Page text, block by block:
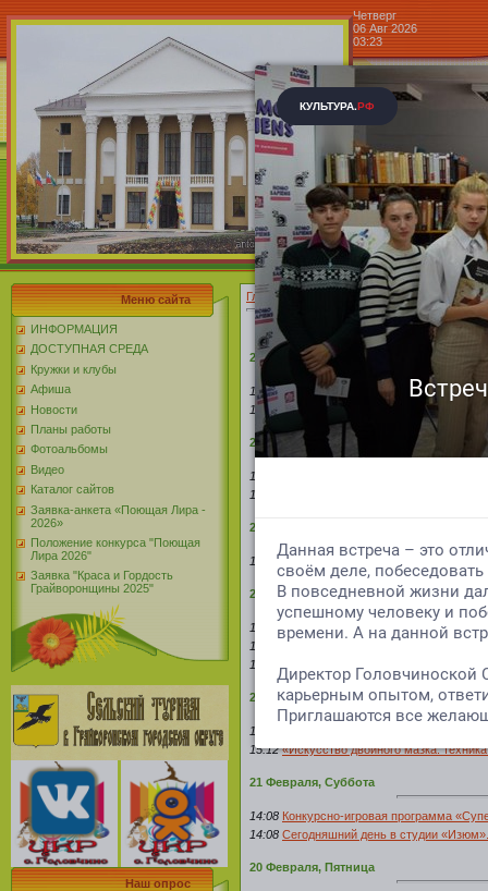
Четверг
06 Авг 2026
03:23
Центр
Блог »
Меню сайта
ИНФОРМАЦИЯ
ДОСТУПНАЯ СРЕДА
Кружки и клубы
Афиша
Новости
Планы работы
Фотоальбомы
Видео
Каталог сайтов
Заявка-анкета «Поющая Лира -
2026»
Положение конкурса "Поющая
Лира 2026"
Заявка "Краса и Гордость
Грайворонщины 2025"
Наш опрос
Главная Февраль
28 Февраля, Суббота
16:31 Волшебство ароматов и вкусов в
15:33 Мастер-класс «Белоснежные
27 Февраля, Пятница
16:37
14:35
26 Февраля, Четверг
14:42 «Разрешается – Запрещается»
23 Февраля, Понедельник
15:05 «Масленичные забавы и обычаи»!
13:44
13:03
22 Февраля, Воскресенье
15:40
15:12 «Искусство двойного мазка:
21 Февраля, Суббота
14:08 Конкурсно-игровая программа
14:08 Сегодняшний день в студии «Изюм».
20 Февраля, Пятница